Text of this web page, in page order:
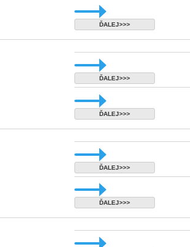
ĎALEJ>>>
ĎALEJ>>>
ĎALEJ>>>
ĎALEJ>>>
ĎALEJ>>>